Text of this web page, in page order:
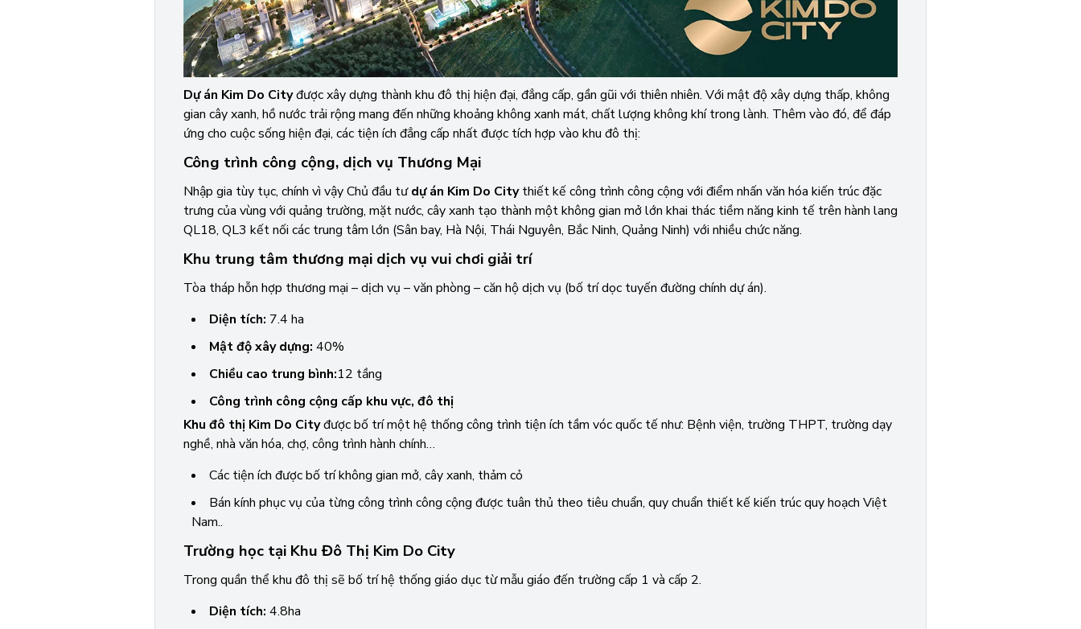
Dự án Kim Do Cityđược xây dựng thành khu đô thị hiện đại, đẳng cấp, gần gũi với thiên nhiên. Với mật độ xây dựng thấp, không
gian cây xanh, hồ nước trải rộng mang đến những khoảng không xanh mát, chất lượng không khí trong lành. Thêm vào đó, để đáp
ứng cho cuộc sống hiện đại, các tiện ích đẳng cấp nhất được tích hợp vào khu đô thị:
Công trình công cộng, dịch vụ Thương Mại
Nhập gia tùy tục, chính vì vậy Chủ đầu tưdự án Kim Do Citythiết kế công trình công cộng với điểm nhấn văn hóa kiến trúc đặc
trưng của vùng với quảng trường, mặt nước, cây xanh tạo thành một không gian mở lớn khai thác tiềm năng kinh tế trên hành lang
QL18, QL3 kết nối các trung tâm lớn (Sân bay, Hà Nội, Thái Nguyên, Bắc Ninh, Quảng Ninh) với nhiều chức năng.
Khu trung tâm thương mại dịch vụ vui chơi giải trí
Tòa tháp hỗn hợp thương mại – dịch vụ – văn phòng – căn hộ dịch vụ (bố trí dọc tuyến đường chính dự án).
Diện tích: 7.4 ha
Mật độ xây dựng: 40%
Chiều cao trung bình:12 tầng
Công trình công cộng cấp khu vực, đô thị
Khu đô thị Kim Do Cityđược bố trí một hệ thống công trình tiện ích tầm vóc quốc tế như: Bệnh viện, trường THPT, trường dạy
nghề, nhà văn hóa, chợ, công trình hành chính…
Các tiện ích được bố trí không gian mở, cây xanh, thảm cỏ
Bán kính phục vụ của từng công trình công cộng được tuân thủ theo tiêu chuẩn, quy chuẩn thiết kế kiến trúc quy hoạch Việt
Nam..
Trường học tại Khu Đô Thị Kim Do City
Trong quần thể khu đô thị sẽ bố trí hệ thống giáo dục từ mẫu giáo đến trường cấp 1 và cấp 2.
Diện tích: 4.8ha